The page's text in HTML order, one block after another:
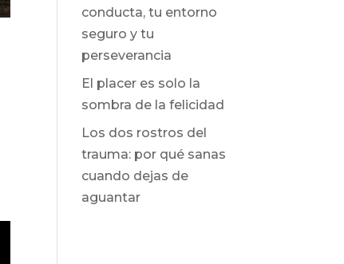
conducta, tu entorno
seguro y tu
perseverancia
El placer es solo la
sombra de la felicidad
Los dos rostros del
trauma: por qué sanas
cuando dejas de
aguantar